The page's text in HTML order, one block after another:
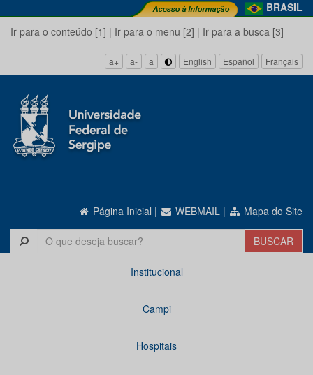
BRASIL
Ir para o conteúdo [1] | Ir para o menu [2] | Ir para a busca [3]
a+ a- a English Español Français
Página Inicial | WEBMAIL | Mapa do Site
Institucional
Campi
Hospitais